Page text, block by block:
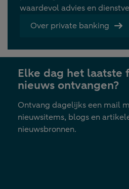
waardevol advies en
Over private banking
Elke dag het laatste
nieuws ontvangen?
Ontvang dagelijks een mail
nieuwsitems, blogs en
nieuwsbronnen.